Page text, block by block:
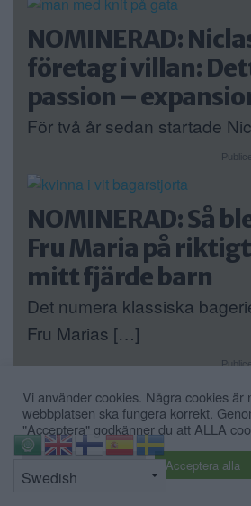
NOMINERAD:
företag i villan:
passion –
För två år sedan startade
NOMINERAD: Så
Fru Maria på
mitt fjärde barn
Det numera klassiska
Fru Marias […]
Fler artiklar »
Vi använder cookies. Några cookies är
webbplatsen ska fungera korrekt.
"Acceptera" godkänner du att ALLA
Acceptera alla